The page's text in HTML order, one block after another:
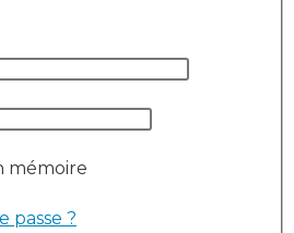
mémoire
passe ?